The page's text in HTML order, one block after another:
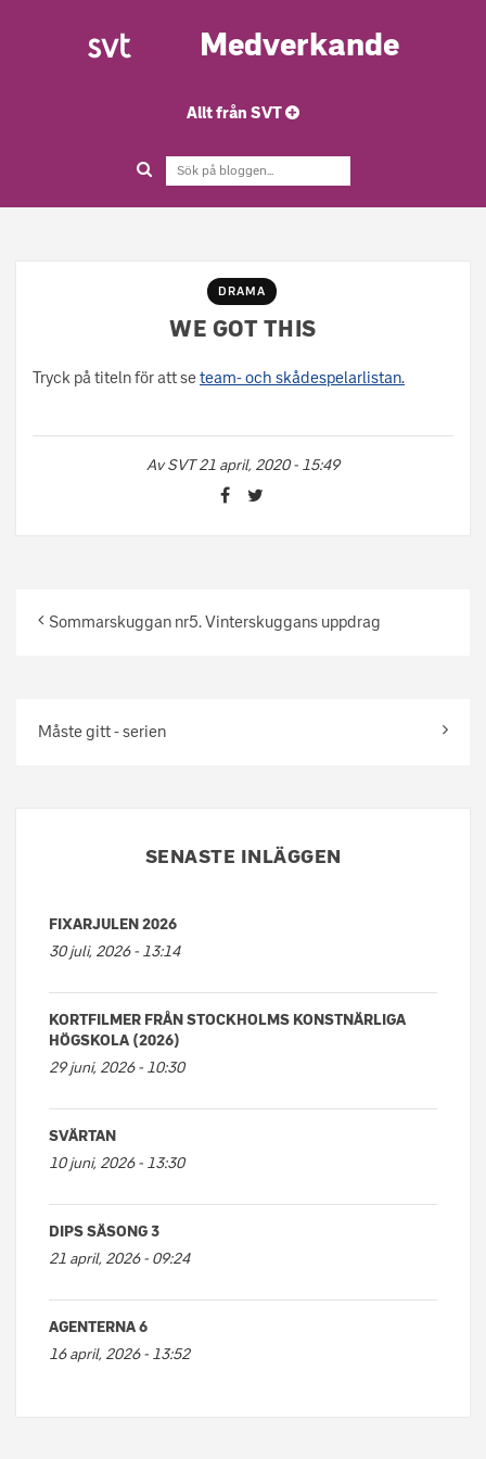
Medverkande
Allt från SVT
DRAMA
WE GOT THIS
Tryck på titeln för att seteam- och skådespelarlistan.
AvSVT 21 april, 2020 - 15:49
Sommarskuggan nr5. Vinterskuggans uppdrag
Måste gitt - serien
SENASTE INLÄGGEN
FIXARJULEN 2026
30 juli, 2026 - 13:14
KORTFILMER FRÅN STOCKHOLMS KONSTNÄRLIGA
HÖGSKOLA (2026)
29 juni, 2026 - 10:30
SVÄRTAN
10 juni, 2026 - 13:30
DIPS SÄSONG 3
21 april, 2026 - 09:24
AGENTERNA 6
16 april, 2026 - 13:52